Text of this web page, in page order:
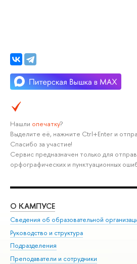
Нашли опечатку?
Выделите её, нажмите Ctrl+Enter и
Спасибо за участие!
Сервис предназначен только для
орфографических и пунктуационных
О КАМПУСЕ
Сведения об образовательной
Руководство и структура
Подразделения
Преподаватели и сотрудники